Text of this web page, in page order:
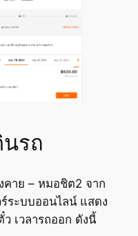
นรถ
คาย – หมอชิต2 จาก
ระบบออนไลน์ แสดง
เวลารถออก ดังนี้